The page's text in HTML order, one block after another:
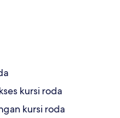
kursi roda
kursi roda